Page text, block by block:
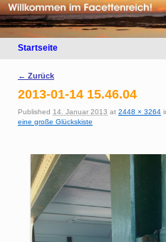
Startseite
Bilder-Navigation
← Zurück
2013-01-14 15.46.04
Published 14. Januar 2013 at 2448 × 3264
eine große Glückskiste